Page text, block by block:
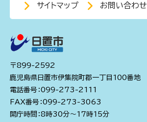
サイトマップ お問い合わせ
〒899-2592
鹿児島県日置市伊集院町郡一丁目100番地
電話番号：099-273-2111
FAX番号：099-273-3063
開庁時間：8時30分～17時15分